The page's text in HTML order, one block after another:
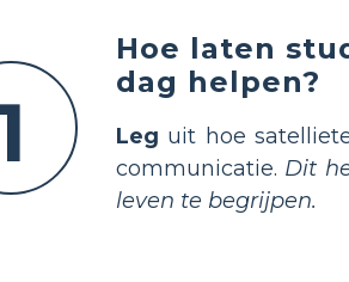
Hoe laten
dag helpen?
Leg uit hoe
communicatie. Dit
leven te begrijpen.